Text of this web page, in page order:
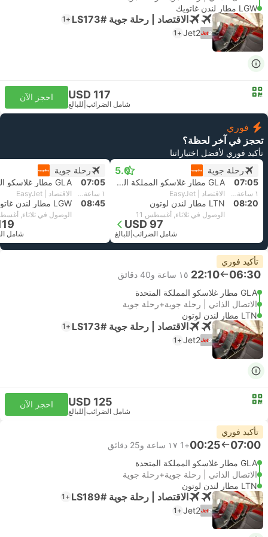
LGW مطار لندن غاتويك
الاقتصاد | رحلة جوية #LS173 +1
Jet2
+1
USD 117
شامل الضرائب للبالغ
احجز الآن
فوري
تحجز في آخر لحظة؟
تأكيد فوري لأفضل اختياراتنا
رحلة جوية
5.0
07:05 GLA مطار غلاسكو المملكة المتحدة
١ ساعة و‫15 دقائق الاقتصاد | EasyJet
08:20 LTN مطار لندن لوتون
الوصول في ثلاثاء, أغسطس 11
USD 97
شامل الضرائب للبالغ
رحلة جوية
07:05
١ ساعة و‫40 دقائق الاقتصاد | EasyJet
08:45 LGW مطار لندن غاتويك
الوصول في ثلاثاء,
شامل
تأكيد فوري
06:30
22:10 ١٥ ساعة و‫40 دقائق
GLA مطار غلاسكو المملكة المتحدة
الاتصال الذاتي | رحلة جوية+رحلة جوية
LTN مطار لندن لوتون
الاقتصاد | رحلة جوية #LS173 +1
Jet2
+1
USD 125
شامل الضرائب للبالغ
احجز الآن
تأكيد فوري
07:00
00:25
+1
١٧ ساعة و‫25 دقائق
GLA مطار غلاسكو المملكة المتحدة
الاتصال الذاتي | رحلة جوية+رحلة جوية
LTN مطار لندن لوتون
الاقتصاد | رحلة جوية #LS189 +1
Jet2
+1